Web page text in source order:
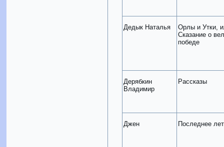
Дедык Наталья
Орлы и Утки,
Сказание о
победе
Дерябкин
Владимир
Рассказы
Джен Последнее